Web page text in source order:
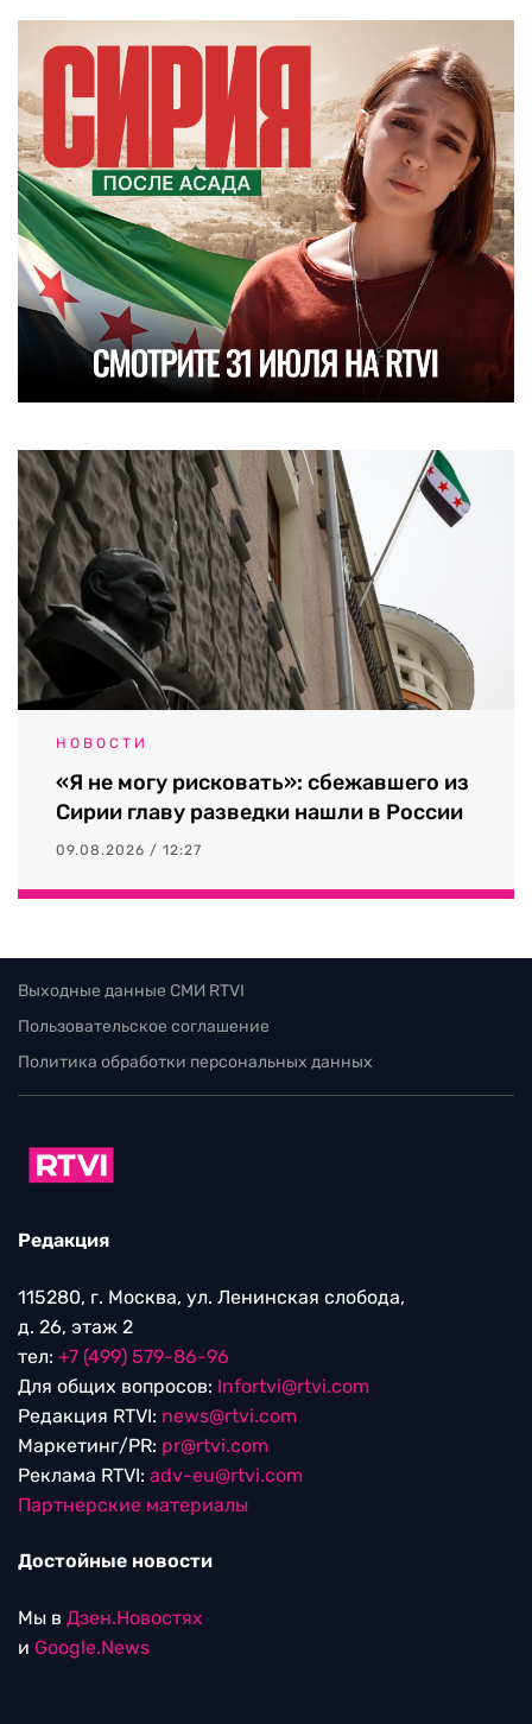
НОВОСТИ
«Я не могу рисковать»: сбежавшего из
Сирии главу разведки нашли в России
09.08.2026 / 12:27
Выходные данные СМИ RTVI
Пользовательское соглашение
Политика обработки персональных данных
Редакция
115280, г. Москва, ул. Ленинская слобода,
д. 26, этаж 2
тел: +7 (499) 579-86-96
Для общих вопросов: Infortvi@rtvi.com
Редакция RTVI: news@rtvi.com
Маркетинг/PR: pr@rtvi.com
Реклама RTVI: adv-eu@rtvi.com
Партнерские материалы
Достойные новости
Мы в Дзен.Новостях
и Google.News